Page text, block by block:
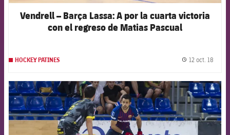
Vendrell – Barça Lassa: A por la cuarta victoria
con el regreso de Matias Pascual
HOCKEY PATINES 12 oct. 18
FCB Barcelona badge